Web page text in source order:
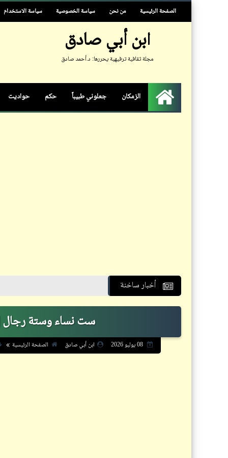
الصفحة الرئيسية من نحن سياسة الخصوصية سياسة الاستخدام
ابن أبي صادق
مجلة ثقافية ترفيهية يحررها: د.أحمد صادق
الرئيسية
الزمكان جعلوني طبيباً حكم حواديت
أخبار ساخنة
ست نساء وستة رجال
08 يوليو 2026 ابن أبي صادق الصفحة الرئيسية